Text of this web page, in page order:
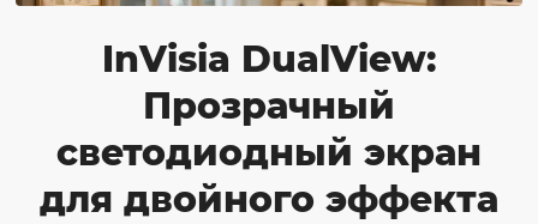
InVisia DualView:
Прозрачный
светодиодный экран
для двойного эффекта